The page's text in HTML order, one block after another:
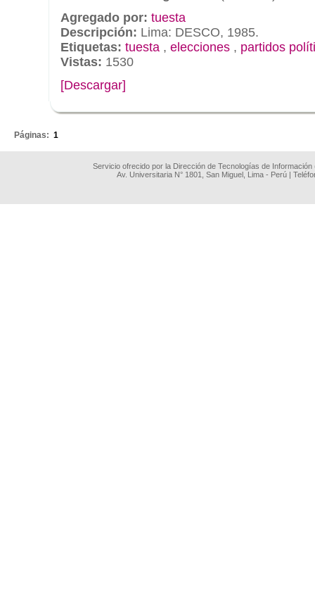
Agregado por: tuesta
Descripción: Lima: DESCO, 1985.
Etiquetas: tuesta , elecciones , partidos
Vistas: 1530
[Descargar]
Páginas: 1
Servicio ofrecido por la Dirección de Tecnologías de
Av. Universitaria N° 1801, San Miguel, Lima - Perú |